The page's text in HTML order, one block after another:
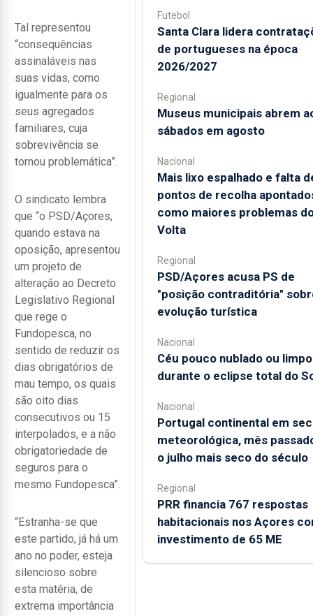
Tal representou
“consequências
assinaláveis nas
suas vidas, como
igualmente para os
seus agregados
familiares, cuja
sobrevivência se
tornou problemática”.
O sindicato lembra
que “o PSD/Açores,
quando estava na
oposição, apresentou
um projeto de
alteração ao Decreto
Legislativo Regional
que rege o
Fundopesca, no
sentido de reduzir os
dias obrigatórios de
mau tempo, os quais
são oito dias
consecutivos ou 15
interpolados, e a não
obrigatoriedade de
seguros para o
mesmo Fundopesca”.
“Estranha-se que
este partido, já há um
ano no poder, esteja
silencioso sobre
esta matéria, de
extrema importância
Futebol
Santa Clara lidera
de portugueses na época
2026/2027
Regional
Museus municipais abrem
sábados em agosto
Nacional
Mais lixo espalhado e falta
pontos de recolha
como maiores problemas
Volta
Regional
PSD/Açores acusa PS de
"posição contraditória"
evolução turística
Nacional
Céu pouco nublado ou limpo
durante o eclipse total do
Nacional
Portugal continental em
meteorológica, mês
o julho mais seco do século
Regional
PRR financia 767 respostas
habitacionais nos Açores
investimento de 65 ME